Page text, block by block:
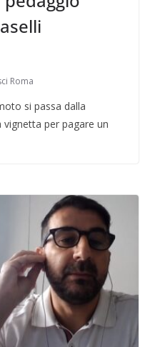
Roma
si passa dalla
vignetta per pagare un